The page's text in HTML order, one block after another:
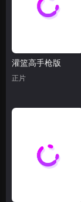
灌篮高手枪版
正片